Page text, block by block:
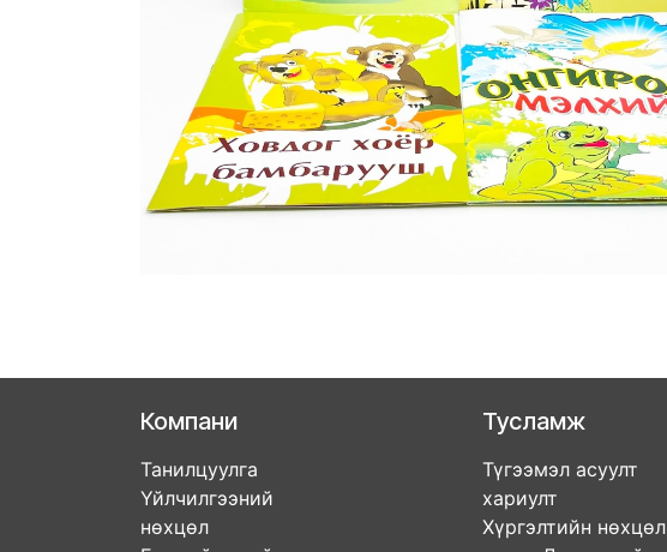
Компани
Танилцуулга
Үйлчилгээний
нөхцөл
Тусламж
Түгээмэл асуулт
хариулт
Хүргэлтийн нөхцөл